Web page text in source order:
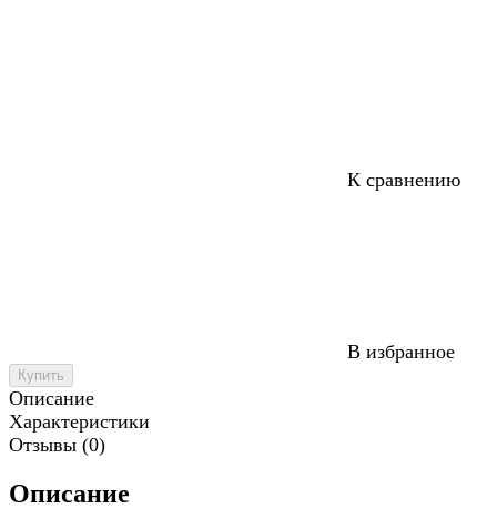
К сравнению
В избранное
Купить
Описание
Характеристики
Отзывы (0)
Описание